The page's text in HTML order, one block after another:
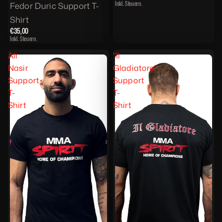
Fedor Duric Support T-
Shirt
€35,00
Inkl. Steuern.
Inkl. Steuern.
Ali
Nasir
Support
T-
Shirt
"Il
Gladiatore"
Support
T-
Shirt